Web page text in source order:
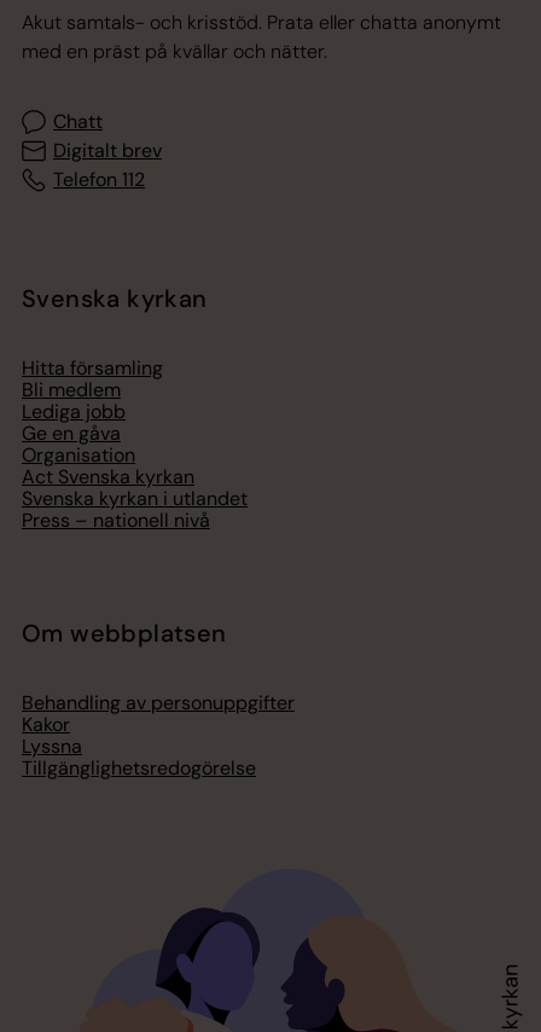
Akut samtals- och krisstöd. Prata eller chatta anonymt
med en präst på kvällar och nätter.
Chatt
Digitalt brev
Telefon 112
Svenska kyrkan
Hitta församling
Bli medlem
Lediga jobb
Ge en gåva
Organisation
Act Svenska kyrkan
Svenska kyrkan i utlandet
Press – nationell nivå
Om webbplatsen
Behandling av personuppgifter
Kakor
Lyssna
Tillgänglighetsredogörelse